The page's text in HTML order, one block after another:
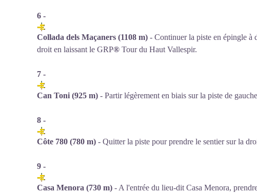
6 -
Collada dels Maçaners (1108 m) - Continuer la piste en épingle
droit en laissant le GRP® Tour du Haut Vallespir.
7 -
Can Toni (925 m) - Partir légèrement en biais sur la piste de
8 -
Côte 780 (780 m) - Quitter la piste pour prendre le sentier sur la
9 -
Casa Menora (730 m) - A l'entrée du lieu-dit Casa Menora,